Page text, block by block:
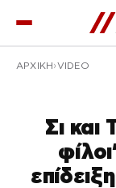
ΑΡΧΙΚΉ VIDEO
Σι και